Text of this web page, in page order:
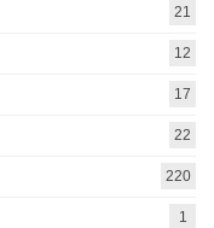
21
12
17
22
220
1